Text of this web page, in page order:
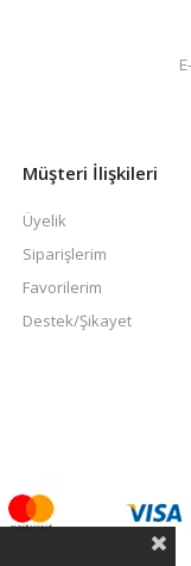
Müşteri İlişkileri
Üyelik
Siparişlerim
Favorilerim
Destek/Şikayet